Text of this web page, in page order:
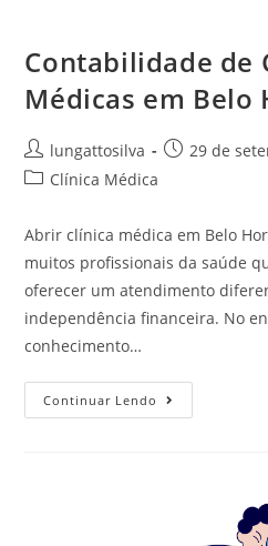
Contabilidade de
Médicas em Belo
lungattosilva
29 de
Clínica Médica
Abrir clínica médica em Belo
muitos profissionais da saúde
oferecer um atendimento
independência financeira. No
conhecimento…
Continuar Lendo